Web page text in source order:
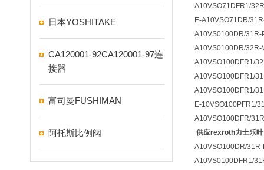
日本YOSHITAKE
CA120001-92CA120001-97连
接器
富司曼FUSHIMAN
阿托斯比例阀
A10VSO71DFR1/
E-A10VSO71DR/
A10VS0100DR/31R-
A10VS0100DR/
A10VSO100DFR1/
A10VSO100DFR1/
A10VSO100DFR1/
E-10VSO100PFR1/
A10VSO100DFR/
供应rexroth力士乐
A10VSO100DR/
A10VS0100DFR1/